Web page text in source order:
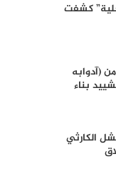
كشفت
(آدوابه
بناء
الكارثي